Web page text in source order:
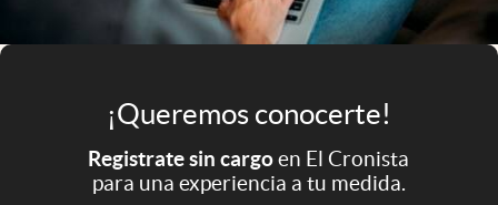
¡Queremos conocerte!
Registrate sin cargoen El Cronista
para una experiencia a tu medida.